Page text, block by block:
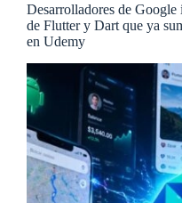
Desarrolladores de Google
de Flutter y Dart que ya
en Udemy